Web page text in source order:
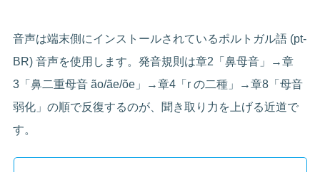
音声は端末側にインストールされているポルトガル語 (pt-
BR) 音声を使用します。発音規則は章2「鼻母音」→章
3「鼻二重母音 ão/ãe/õe」→章4「r の二種」→章8「母音
弱化」の順で反復するのが、聞き取り力を上げる近道で
す。